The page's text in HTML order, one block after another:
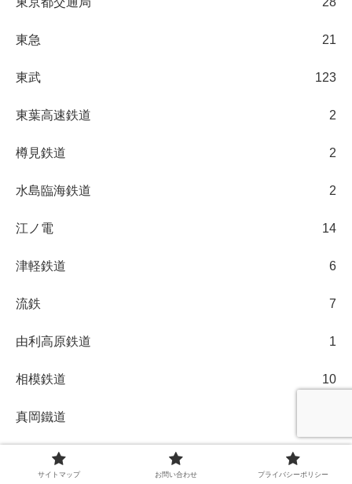
東急 21
東武 123
東葉高速鉄道 2
樽見鉄道 2
水島臨海鉄道 2
江ノ電 14
津軽鉄道 6
流鉄 7
由利高原鉄道 1
相模鉄道 10
真岡鐵道
福井鉄道
サイトマップ お問い合わせ プライバシーポリシー